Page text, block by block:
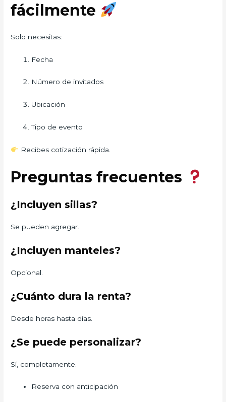
fácilmente
Solo necesitas:
Fecha
Número de invitados
Ubicación
Tipo de evento
Recibes cotización rápida.
Preguntas frecuentes
¿Incluyen sillas?
Se pueden agregar.
¿Incluyen manteles?
Opcional.
¿Cuánto dura la renta?
Desde horas hasta días.
¿Se puede personalizar?
Sí, completamente.
Reserva con anticipación